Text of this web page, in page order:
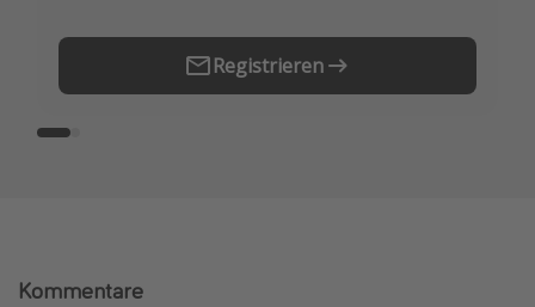
Registrieren
Kommentare